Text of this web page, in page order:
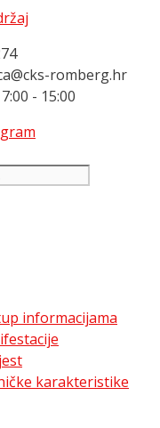
romberg.hr
- 15:00
informacijama
karakteristike